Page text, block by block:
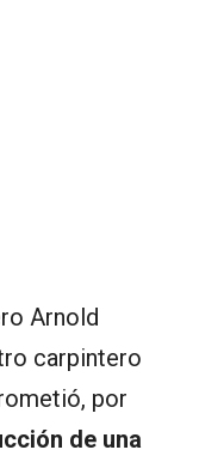
Arnold
carpintero
por
de una